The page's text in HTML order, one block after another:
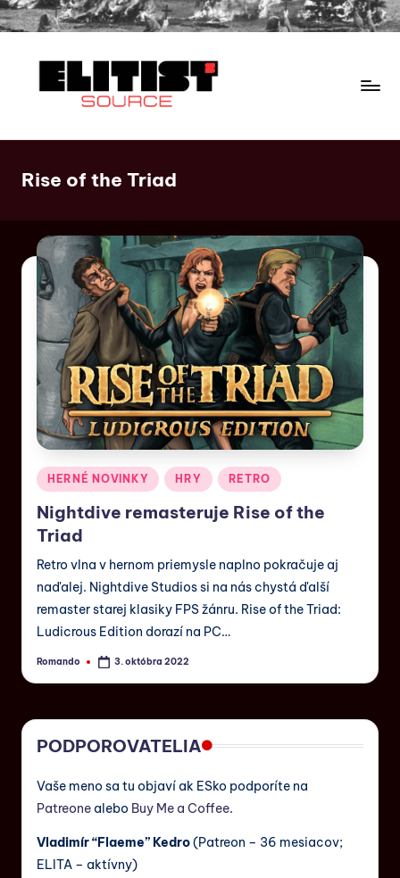
Rise of the Triad
HERNÉ NOVINKY HRY RETRO
Nightdive remasteruje Rise of the
Triad
Retro vlna v hernom priemysle naplno pokračuje aj
naďalej. Nightdive Studios si na nás chystá ďalší
remaster starej klasiky FPS žánru. Rise of the Triad:
Ludicrous Edition dorazí na PC…
Romando 3. októbra 2022
PODPOROVATELIA
Vaše meno sa tu objaví ak ESko podporíte na
Patreone alebo Buy Me a Coffee.
Vladimír “Flaeme” Kedro(Patreon – 36 mesiacov;
ELITA – aktívny)